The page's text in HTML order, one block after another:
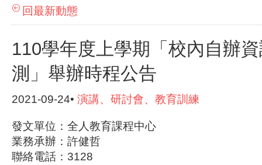
回最新動態
110學年度上學期「校內自辦
測」舉辦時程公告
2021-09-24• 演講、研討會、教育訓練
發文單位：全人教育課程中心
業務承辦：許健哲
聯絡電話：3128